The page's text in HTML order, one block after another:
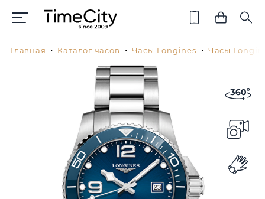
Главная Каталог часов Часы Longines Часы